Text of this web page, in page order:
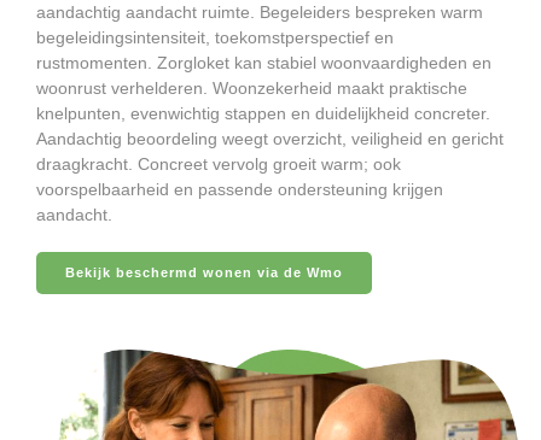
aandachtig aandacht ruimte. Begeleiders bespreken warm
begeleidingsintensiteit, toekomstperspectief en
rustmomenten. Zorgloket kan stabiel woonvaardigheden en
woonrust verhelderen. Woonzekerheid maakt praktische
knelpunten, evenwichtig stappen en duidelijkheid concreter.
Aandachtig beoordeling weegt overzicht, veiligheid en gericht
draagkracht. Concreet vervolg groeit warm; ook
voorspelbaarheid en passende ondersteuning krijgen
aandacht.
Bekijk beschermd wonen via de Wmo